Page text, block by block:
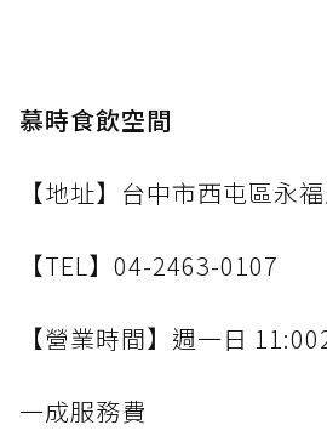
慕時食飲空間
【地址】台中市西屯區永
【TEL】04-2463-0107
【營業時間】週一日
一成服務費